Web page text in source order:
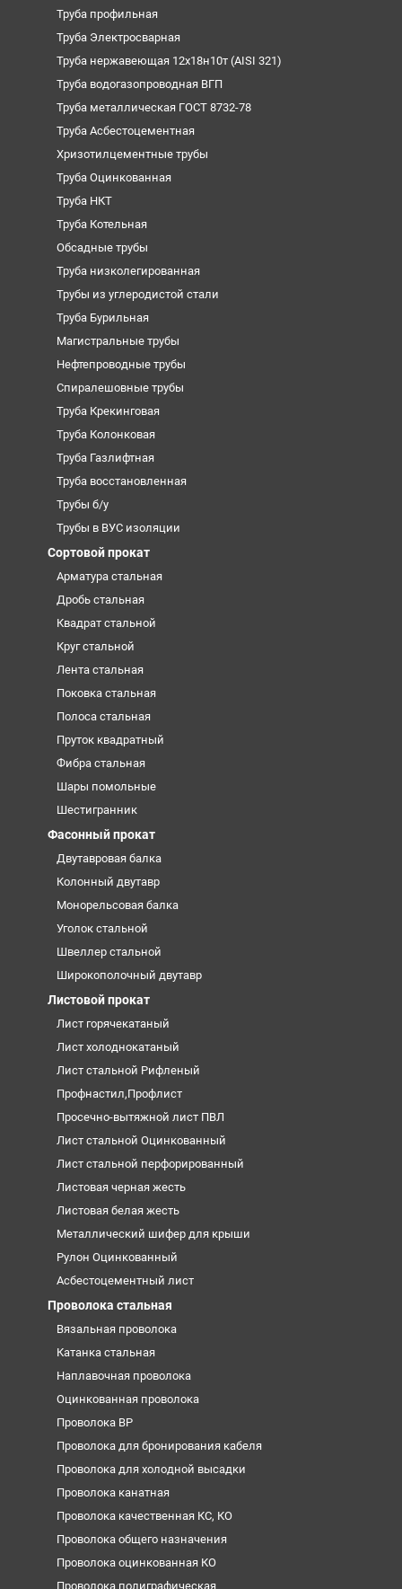
Труба профильная
Труба Электросварная
Труба нержавеющая 12х18н10т (AISI 321)
Труба водогазопроводная ВГП
Труба металлическая ГОСТ 8732-78
Труба Асбестоцементная
Хризотилцементные трубы
Труба Оцинкованная
Труба НКТ
Труба Котельная
Обсадные трубы
Труба низколегированная
Трубы из углеродистой стали
Труба Бурильная
Магистральные трубы
Нефтепроводные трубы
Спиралешовные трубы
Труба Крекинговая
Труба Колонковая
Труба Газлифтная
Труба восстановленная
Трубы б/у
Трубы в ВУС изоляции
Сортовой прокат
Арматура стальная
Дробь стальная
Квадрат стальной
Круг стальной
Лента стальная
Поковка стальная
Полоса стальная
Пруток квадратный
Фибра стальная
Шары помольные
Шестигранник
Фасонный прокат
Двутавровая балка
Колонный двутавр
Монорельсовая балка
Уголок стальной
Швеллер стальной
Широкополочный двутавр
Листовой прокат
Лист горячекатаный
Лист холоднокатаный
Лист стальной Рифленый
Профнастил,Профлист
Просечно-вытяжной лист ПВЛ
Лист стальной Оцинкованный
Лист стальной перфорированный
Листовая черная жесть
Листовая белая жесть
Металлический шифер для крыши
Рулон Оцинкованный
Асбестоцементный лист
Проволока стальная
Вязальная проволока
Катанка стальная
Наплавочная проволока
Оцинкованная проволока
Проволока ВР
Проволока для бронирования кабеля
Проволока для холодной высадки
Проволока канатная
Проволока качественная КС, КО
Проволока общего назначения
Проволока оцинкованная КО
Проволока полиграфическая